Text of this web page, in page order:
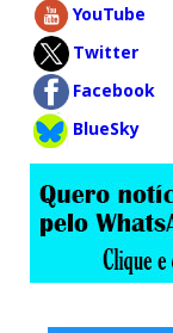
YouTube
Twitter
Facebook
BlueSky